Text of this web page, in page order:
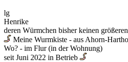
lg
Henrike
deren Würmchen bisher keinen
Meine Wurmkiste - aus Ahorn-
Wo? - im Flur (in der Wohnung)
seit Juni 2022 in Betrieb